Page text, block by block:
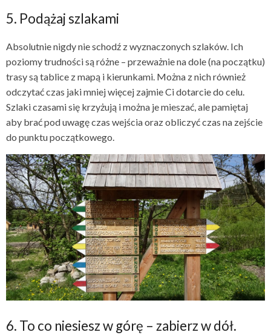
5. Podążaj szlakami
Absolutnie nigdy nie schodź z wyznaczonych szlaków. Ich
poziomy trudności są różne – przeważnie na dole (na początku)
trasy są tablice z mapą i kierunkami. Można z nich również
odczytać czas jaki mniej więcej zajmie Ci dotarcie do celu.
Szlaki czasami się krzyżują i można je mieszać, ale pamiętaj
aby brać pod uwagę czas wejścia oraz obliczyć czas na zejście
do punktu początkowego.
6. To co niesiesz w górę – zabierz w dół.